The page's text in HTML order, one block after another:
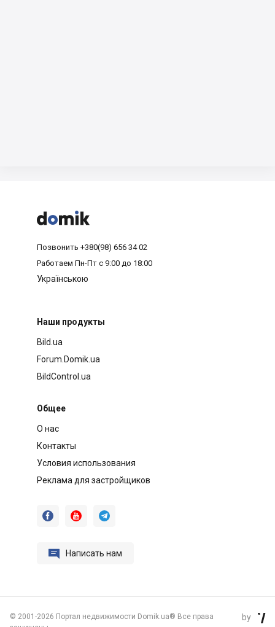



Позвонить +380(98) 656 34 02
Работаем Пн-Пт с 9:00 до 18:00
Українською
Наши продукты
Bild.ua
Forum.Domik.ua
BildControl.ua
Общее
О нас
Контакты
Условия использования
Реклама для застройщиков
  
 Написать нам
© 2001-2026 Портал недвижимости Domik.ua® Все права
by 